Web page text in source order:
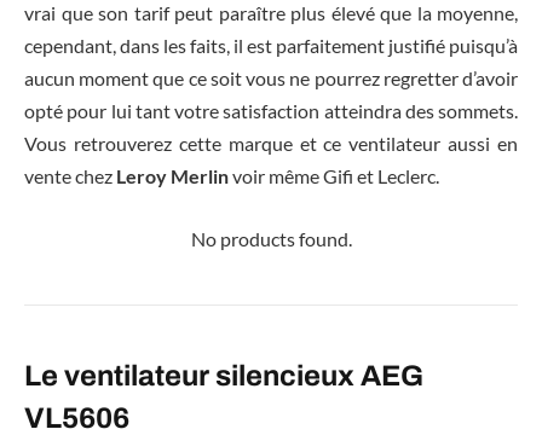
vrai que son tarif peut paraître plus élevé que la moyenne,
cependant, dans les faits, il est parfaitement justifié puisqu’à
aucun moment que ce soit vous ne pourrez regretter d’avoir
opté pour lui tant votre satisfaction atteindra des sommets.
Vous retrouverez cette marque et ce ventilateur aussi en
vente chez Leroy Merlinvoir même Gifi et Leclerc.
No products found.
Le ventilateur silencieux AEG
VL5606